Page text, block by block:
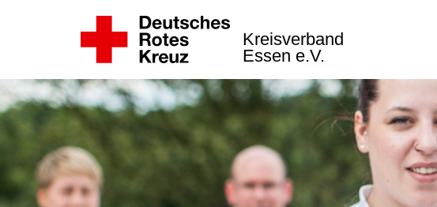
Kreisverband
Essen e.V.